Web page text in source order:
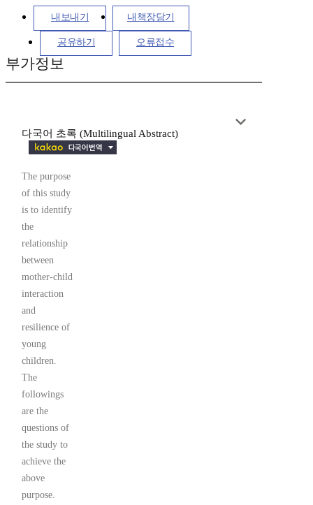
내보내기 내책장담기
공유하기 오류접수
부가정보
다국어 초록 (Multilingual Abstract)
The purpose
of this study
is to identify
the
relationship
between
mother-child
interaction
and
resilience of
young
children.
The
followings
are the
questions of
the study to
achieve the
above
purpose.